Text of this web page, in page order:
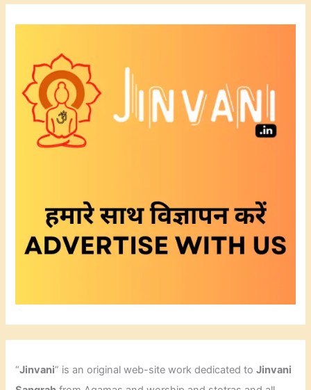
“Jinvani” is an original web-site work dedicated toJinvani